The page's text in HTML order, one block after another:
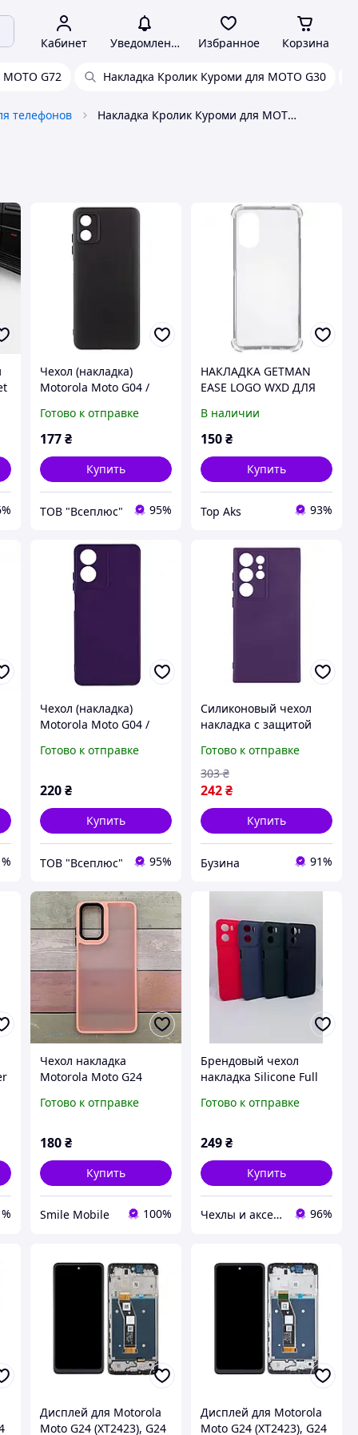
Кабинет Уведомления Избранное Корзина
G72 Накладка Кролик Куроми для MOTO G30
телефонов Накладка Кролик Куроми для MOTO G24
Чехол (накладка)
Motorola Moto G04 /
Moto E14 / XT2423 Moto
G24, GETMAN Liquid
Готово к отправке
177 ₴
Купить
ТОВ "Всеплюс" 95%
НАКЛАДКА GETMAN
EASE LOGO WXD ДЛЯ
G22/E32 ПРОЗОРИЙ
В наличии
150₴
Купить
Top Aks 93%
Чехол (накладка)
Motorola Moto G04 /
Moto E14 / XT2423 Moto
Готово к отправке
220 ₴
Купить
ТОВ "Всеплюс" 95%
Силиконовый чехол
накладка с защитой
Galaxy S24 Ultra 5G
S928 цвет Purple
buzyna
Готово к отправке
242₴
303 ₴
Купить
Бузина 91%
Чехол накладка
Motorola Moto G24
покрытие, высокий
матовый
Готово к отправке
180 ₴
Купить
Smile Mobile 100%
Брендовый чехол
накладка Silicone Full
Moto G05 без лого
Готово к отправке
249₴
Купить
Чехлы и аксессуары | Mob4 96%
Дисплей для Motorola
Moto G24 (XT2423), G24
Дисплей для Motorola
Moto G24 (XT2423), G24